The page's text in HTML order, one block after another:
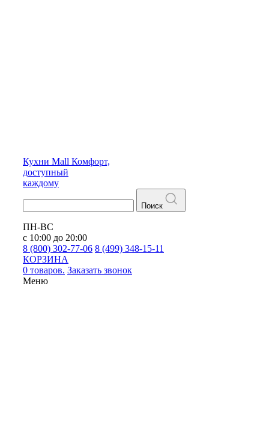
Кухни Mall Комфорт,
доступный
каждому
Поиск
ПН-ВС
с 10:00 до 20:00
8 (800) 302-77-06 8 (499) 348-15-11
КОРЗИНА
0 товаров. Заказать звонок
Меню